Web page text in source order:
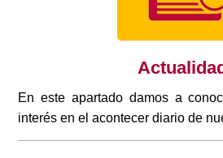
En este apartado damos a
interés en el acontecer diario de